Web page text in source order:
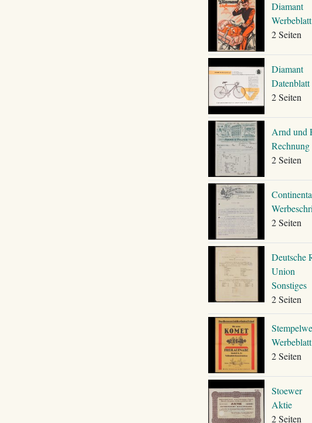
Diamant
Werbeblatt
2 Seiten
Diamant
Datenblatt
2 Seiten
Arnd und
Rechnung
2 Seiten
2 Seiten
Deutsche
Union
Sonstiges
2 Seiten
Werbeblatt
2 Seiten
Stoewer
Aktie
2 Seiten